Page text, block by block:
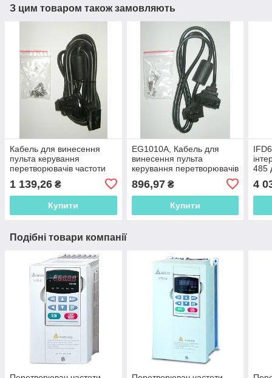
З цим товаром також замовляють
Кабель для винесення
пульта керування
перетворювачів частоти
дюйми, EG3010A
1 139,26 ₴
Купити
EG1010A, Кабель для
винесення пульта
керування перетворювачів
частоти серій VFD-B, E, F,
VE, 1метр
896,97₴
Купити
485
4
Подібні товари компанії